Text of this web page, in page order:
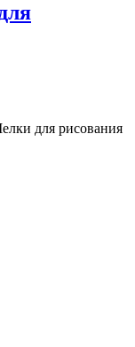
для рисования